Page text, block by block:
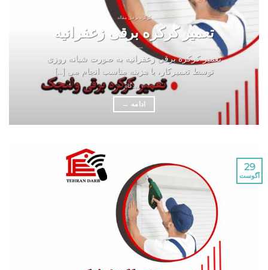
کرکره برقی مقاله
تعمیر کرکره برقی زعفرانیه
تعمیر کرکره برقی زعفرانیه به صورت شبانه روزی
توسط تعمیرکار، با هزینه مناسب انجام می [...]
1 دیدگاه